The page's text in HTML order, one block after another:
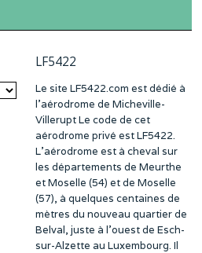
LF5422
Le site LF5422.com est dédié à
l’aérodrome de Micheville-
Villerupt Le code de cet
aérodrome privé est LF5422.
L’aérodrome est à cheval sur
les départements de Meurthe
et Moselle (54) et de Moselle
(57), à quelques centaines de
mètres du nouveau quartier de
Belval, juste à l’ouest de Esch-
sur-Alzette au Luxembourg. Il